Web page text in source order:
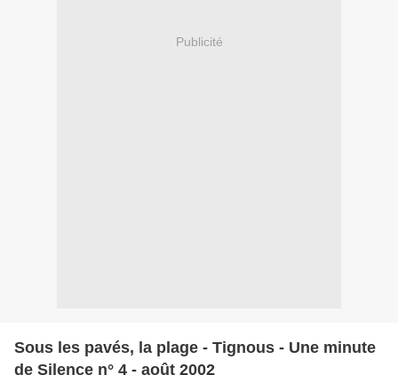
Publicité
Sous les pavés, la plage - Tignous - Une minute
de Silence n° 4 - août 2002